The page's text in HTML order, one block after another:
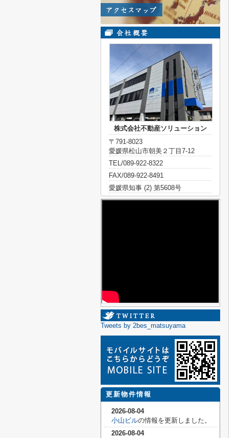
株式会社不動産ソリューション
〒791-8023
愛媛県松山市朝美２丁目7-12
TEL/089-922-8322
FAX/089-922-8491
愛媛県知事 (2) 第5608号
Tweets by 2bes_matsuyama
更新物件情報
2026-08-04
小山ビルの情報を更新しました。
2026-08-04